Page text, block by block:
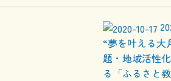
“夢を叶える大
題・地域活性
る「ふるさと